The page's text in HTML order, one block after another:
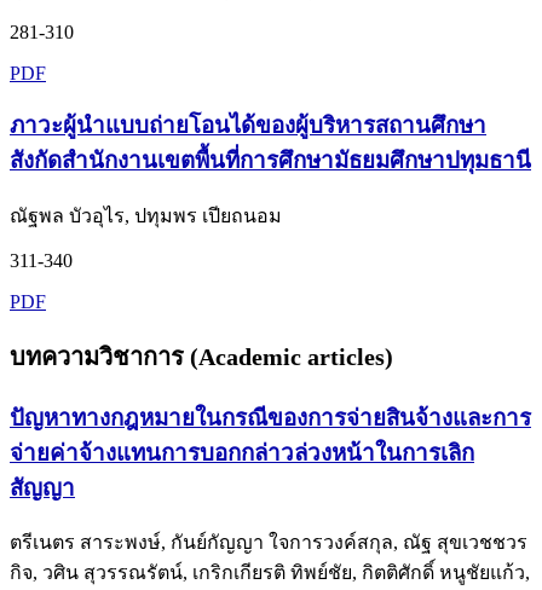
281-310
PDF
ภาวะผู้นำแบบถ่ายโอนได้ของผู้บริหารสถานศึกษา
สังกัดสำนักงานเขตพื้นที่การศึกษามัธยมศึกษาปทุมธานี
ณัฐพล บัวอุไร, ปทุมพร เปียถนอม
311-340
PDF
บทความวิชาการ (Academic articles)
ปัญหาทางกฎหมายในกรณีของการจ่ายสินจ้างและการ
จ่ายค่าจ้างแทนการบอกกล่าวล่วงหน้าในการเลิก
สัญญา
ตรีเนตร สาระพงษ์, กันย์กัญญา ใจการวงค์สกุล, ณัฐ สุขเวชชวร
กิจ, วศิน สุวรรณรัตน์, เกริกเกียรติ ทิพย์ชัย, กิตติศักดิ์ หนูชัยแก้ว,